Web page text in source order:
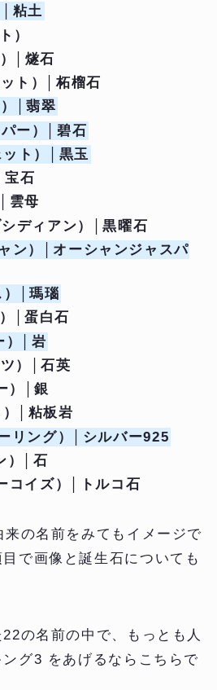
│粘土
）
│燧石
ト）│柘榴石
│翡翠
ー）
│碧石
ト）
│黒玉
宝石
雲母
ディアン）│黒曜石
ン）
│オーシャンジャスパ
│瑪瑙
│蛋白石
│岩
）│石英
）│銀
│粘板岩
ング）
│シルバー925
）│石
コイズ）│トルコ石
の名前をみてもイメージで
で画像と誕生石についても
の名前の中で、もっとも人
グ3 をあげるならこちらで